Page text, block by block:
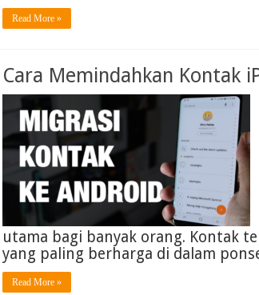
Read More »
Cara Memindahkan Kontak
utama bagi banyak orang. Kontak
yang paling berharga di dalam
Read More »